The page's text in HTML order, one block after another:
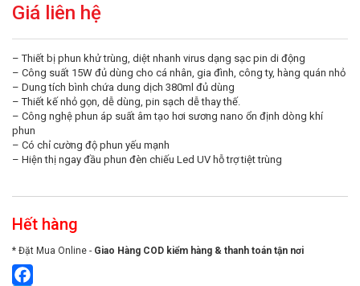
Giá liên hệ
– Thiết bị phun khử trùng, diệt nhanh virus dạng sạc pin di động
– Công suất 15W đủ dùng cho cá nhân, gia đình, công ty, hàng quán nhỏ
– Dung tích bình chứa dung dịch 380ml đủ dùng
– Thiết kế nhỏ gọn, dễ dùng, pin sạch dễ thay thế.
– Công nghệ phun áp suất âm tạo hơi sương nano ổn định dòng khí
phun
– Có chỉ cường độ phun yếu mạnh
– Hiện thị ngay đầu phun đèn chiếu Led UV hỗ trợ tiệt trùng
Hết hàng
* Đặt Mua Online - Giao Hàng COD kiểm hàng & thanh toán tận nơi